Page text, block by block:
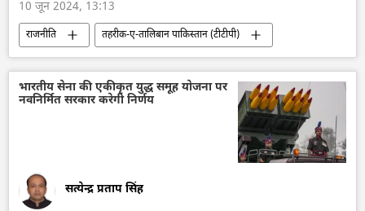
10 जून 2024, 13:13
राजनीति
तहरीक-ए-तालिबान पाकिस्तान (टीटीपी)
पाकिस्तान
सीमा विवाद
आतंकवाद
आतंकवाद का मुकाबला
आतंकवादी
भारतीय सेना की एकीकृत युद्ध समूह योजना पर
नवनिर्मित सरकार करेगी निर्णय
सत्येन्द्र प्रताप सिंह